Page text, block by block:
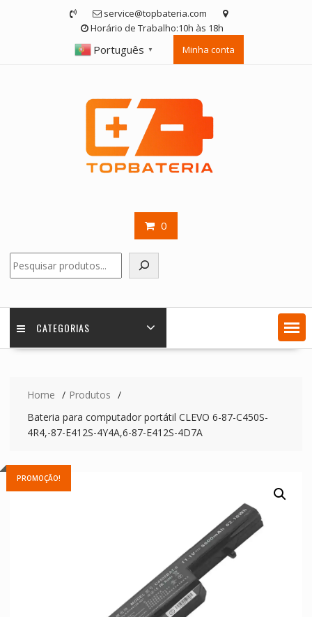
service@topbateria.com
Horário de Trabalho:10h às 18h
Português ▼ Minha conta
0
CATEGORIAS
Home
Produtos
Bateria para computador portátil CLEVO 6-87-C450S-
4R4,-87-E412S-4Y4A,6-87-E412S-4D7A
PROMOÇÃO!